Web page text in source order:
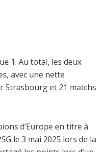
1. Au total, les deux
avec une nette
Strasbourg et 21 matchs
d’Europe en titre à
le 3 mai 2025 lors de la